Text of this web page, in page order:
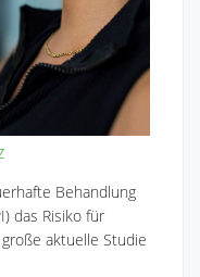
Behandlung
das Risiko für
aktuelle Studie